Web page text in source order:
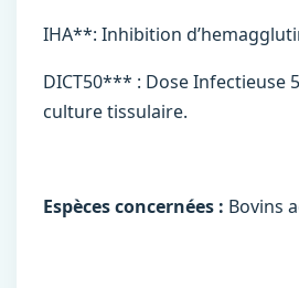
IHA**: Inhibition
DICT50*** : Dose Infectieuse
culture tissulaire.
Espèces concernées : Bovins